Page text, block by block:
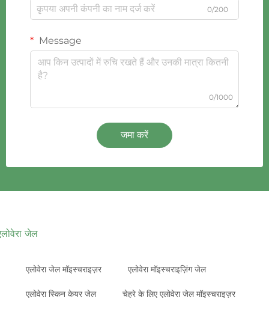
0/200
Message
0/1000
जमा करें
जेल
एलोवेरा जेल मॉइस्चराइज़र एलोवेरा मॉइस्चराइज़िंग जेल
एलोवेरा स्किन केयर जेल चेहरे के लिए एलोवेरा जेल मॉइस्चराइज़र